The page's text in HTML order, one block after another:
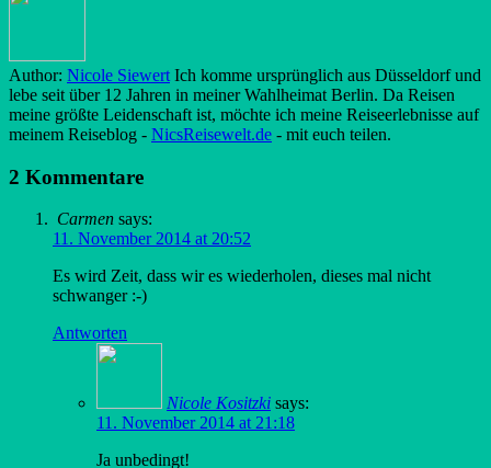
Author: Nicole Siewert Ich komme ursprünglich aus Düsseldorf und
lebe seit über 12 Jahren in meiner Wahlheimat Berlin. Da Reisen
meine größte Leidenschaft ist, möchte ich meine Reiseerlebnisse auf
meinem Reiseblog - NicsReisewelt.de - mit euch teilen.
2 Kommentare
Carmen says:
11. November 2014 at 20:52
Es wird Zeit, dass wir es wiederholen, dieses mal nicht
schwanger :-)
Antworten
Nicole Kositzki says:
11. November 2014 at 21:18
Ja unbedingt!